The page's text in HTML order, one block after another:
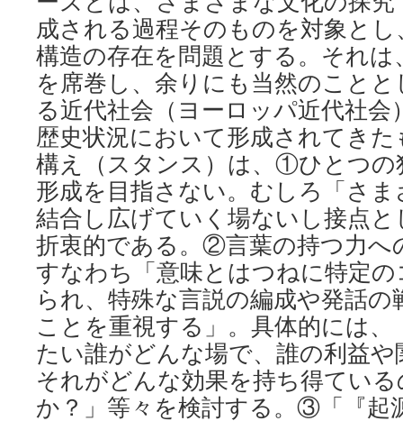
成される過程そのものを対象と
構造の存在を問題とする。それ
を席巻し、余りにも当然のこと
る近代社会（ヨーロッパ近代社会
歴史状況において形成されてき
構え（スタンス）は、①ひとつの
形成を目指さない。むしろ「さ
結合し広げていく場ないし接点と
折衷的である。②言葉の持つ力へ
すなわち「意味とはつねに特定
られ、特殊な言説の編成や発話
ことを重視する」。具体的には
たい誰がどんな場で、誰の利益
それがどんな効果を持ち得てい
か？」等々を検討する。③「『起